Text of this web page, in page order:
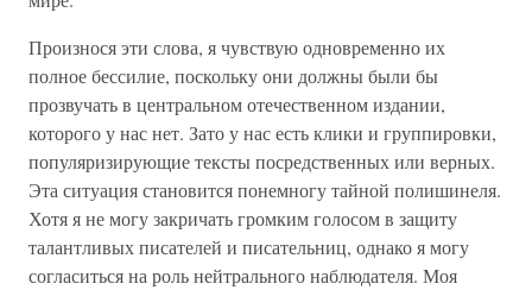
Произнося эти слова, я чувствую одновременно их
полное бессилие, поскольку они должны были бы
прозвучать в центральном отечественном издании,
которого у нас нет. Зато у нас есть клики и группировки,
популяризирующие тексты посредственных или верных.
Эта ситуация становится понемногу тайной полишинеля.
Хотя я не могу закричать громким голосом в защиту
талантливых писателей и писательниц, однако я могу
согласиться на роль нейтрального наблюдателя. Моя